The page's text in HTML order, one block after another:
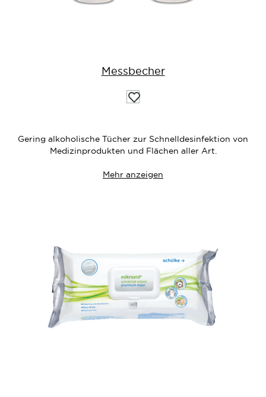
Messbecher
Auf
die
Gering alkoholische Tücher zur Schnelldesinfektion von
Medizinprodukten und Flächen aller Art.
Mehr anzeigen